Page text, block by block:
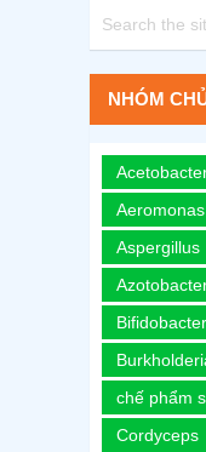
NHÓM
Aeromonas
Aspergillus
chế phẩm
Cordyceps